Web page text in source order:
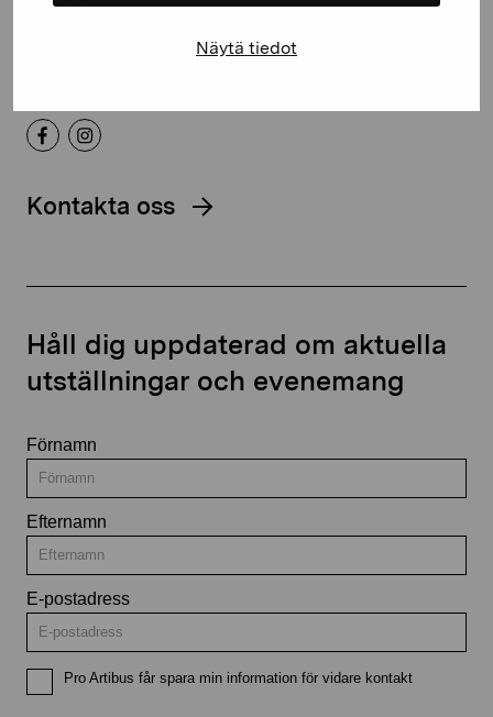
Näytä tiedot
10600 Ekenäs
proartibus@proartibus.fi
Kontakta oss
Håll dig uppdaterad om aktuella
utställningar och evenemang
Förnamn
Efternamn
E-postadress
Pro Artibus får spara min information för vidare kontakt